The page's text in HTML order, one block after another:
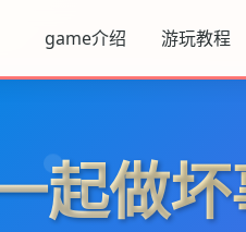
game介绍 游玩教程
起做